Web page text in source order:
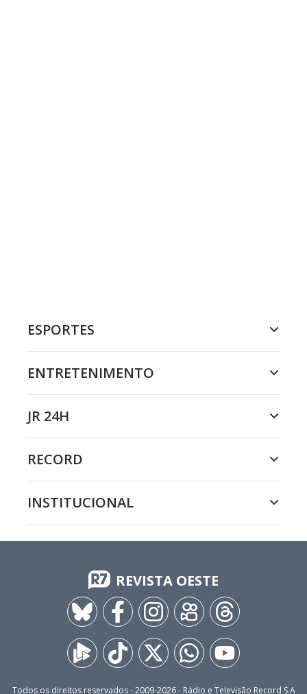
ESPORTES
ENTRETENIMENTO
JR 24H
RECORD
INSTITUCIONAL
REVISTA OESTE
Todos os direitos reservados - 2009-2026- Rádio e Televisão Record S.A